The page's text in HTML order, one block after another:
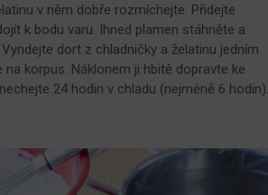
v něm dobře rozmíchejte. Přidejte
k bodu varu. Ihned plamen stáhněte a
dort z chladničky a želatinu jedním
na korpus. Náklonem ji hbitě dopravte ke
24 hodin v chladu (nejméně 6 hodin).